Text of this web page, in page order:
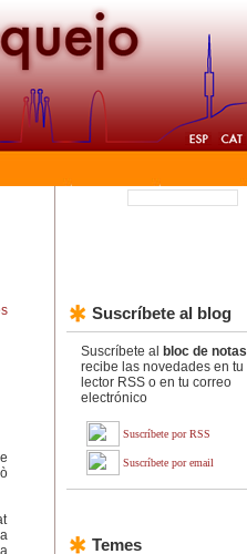
Suscríbete al blog
Suscríbete al bloc de notas
recibe las novedades en tu
lector RSS o en tu correo
electrónico
Suscríbete por RSS
Suscríbete por email
Temes